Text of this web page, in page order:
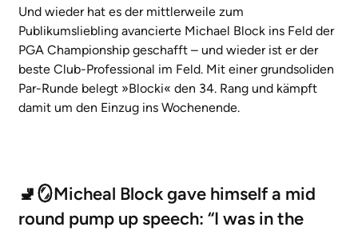
Und wieder hat es der mittlerweile zum
Publikumsliebling avancierte Michael Block ins Feld der
PGA Championship geschafft – und wieder ist er der
beste Club-Professional im Feld. Mit einer grundsoliden
Par-Runde belegt »Blocki« den 34. Rang und kämpft
damit um den Einzug ins Wochenende.
🚽🪞Micheal Block gave himself a mid
round pump up speech: “I was in the